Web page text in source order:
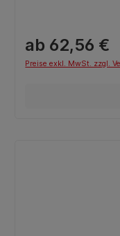
ab 62,56 €
Preise exkl. MwSt. zzgl.